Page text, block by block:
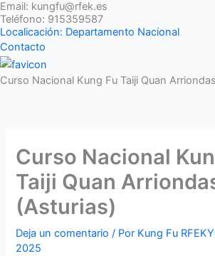
Ir
al
contenido
Email: kungfu@rfek.es
Teléfono: 915359587
Localicación: Departamento Nacional
Contacto
Curso Nacional Kung Fu Taiji Quan
Curso Nacional
Taiji Quan
(Asturias)
Deja un comentario / Por Kung Fu
2025